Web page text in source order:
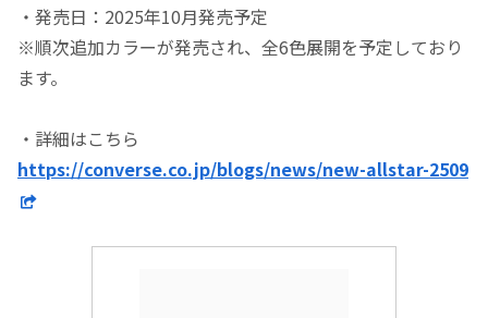
・発売日：2025年10月発売予定
※順次追加カラーが発売され、全6色展開を予定しており
ます。
・詳細はこちら
https://converse.co.jp/blogs/news/new-allstar-2509